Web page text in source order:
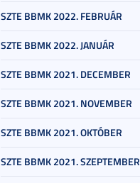
SZTE BBMK 2022. FEBRUÁR
SZTE BBMK 2022. JANUÁR
SZTE BBMK 2021. DECEMBER
SZTE BBMK 2021. NOVEMBER
SZTE BBMK 2021. OKTÓBER
SZTE BBMK 2021. SZEPTEMBER